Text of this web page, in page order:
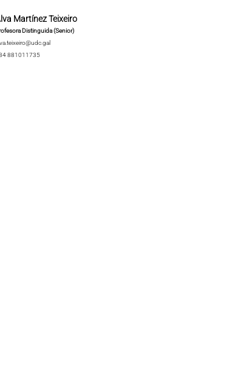
Martínez Teixeiro
Distinguida (Senior)
881011735